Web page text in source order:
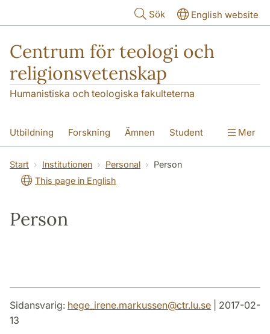
Sök English website
Centrum för teologi och
religionsvetenskap
Humanistiska och teologiska fakulteterna
Utbildning Forskning Ämnen Student
Institutionen
Mer
Start Institutionen Personal
Person
This page in English
Person
Sidansvarig: hege_irene.markussen@ctr.lu.se | 2017-02-
13